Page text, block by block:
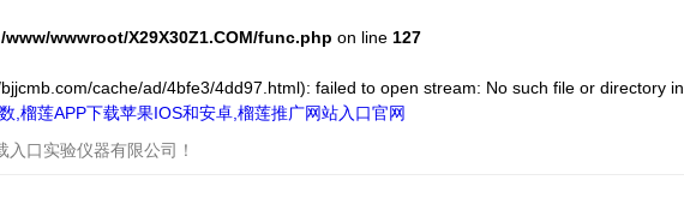
/www/wwwroot/X29X30Z1.COM/func.php on line 127
cache/ad/4bfe3/4dd97.html): failed to open stream: No such file or directory in
,榴莲APP下载苹果IOS和安卓,榴莲推广网站入口官网
入口实验仪器有限公司 ！